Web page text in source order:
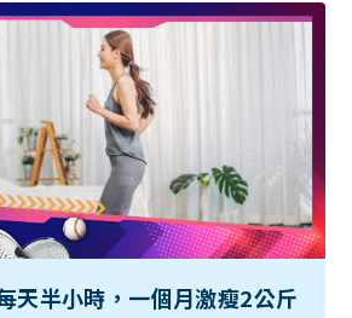
天半小時，一個月激瘦2公斤